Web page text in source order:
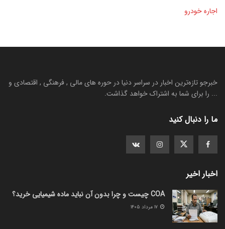
اجاره خودرو
خبرجو تازه‌ترین اخبار در سراسر دنیا در حوره های مالی , فرهنگی , اقتصادی و
... را برای شما به اشتراک خواهد گذاشت.
ما را دنبال کنید
اخبار اخیر
COA چیست و چرا بدون آن نباید ماده شیمیایی خرید؟